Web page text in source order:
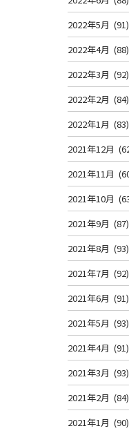
2022年5月 (91)
2022年4月 (88)
2022年3月 (92)
2022年2月 (84)
2022年1月 (83)
2021年12月
2021年11月
2021年10月
2021年9月 (87)
2021年8月 (93)
2021年7月 (92)
2021年6月 (91)
2021年5月 (93)
2021年4月 (91)
2021年3月 (93)
2021年2月 (84)
2021年1月 (90)